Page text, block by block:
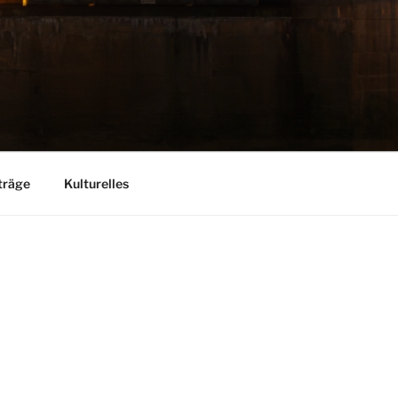
Kulturelles